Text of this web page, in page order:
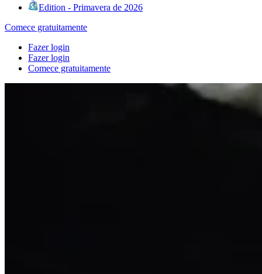
Edition - Primavera de 2026
Comece gratuitamente
Fazer login
Fazer login
Comece gratuitamente